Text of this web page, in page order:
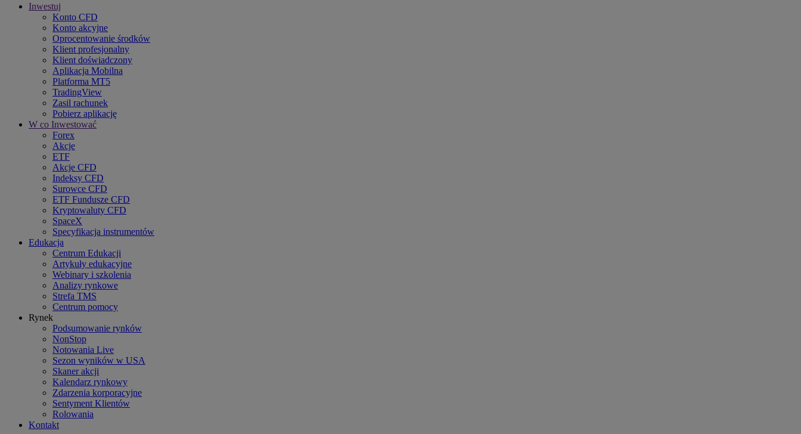
Inwestuj
Konto CFD
Konto akcyjne
Oprocentowanie środków
Klient profesjonalny
Klient doświadczony
Aplikacja Mobilna
Platforma MT5
TradingView
Zasil rachunek
Pobierz aplikację
W co Inwestować
Forex
Akcje
ETF
Akcje CFD
Indeksy CFD
Surowce CFD
ETF Fundusze CFD
Kryptowaluty CFD
SpaceX
Specyfikacja instrumentów
Edukacja
Centrum Edukacji
Artykuły edukacyjne
Webinary i szkolenia
Analizy rynkowe
Strefa TMS
Centrum pomocy
Rynek
Podsumowanie rynków
NonStop
Notowania Live
Sezon wyników w USA
Skaner akcji
Kalendarz rynkowy
Zdarzenia korporacyjne
Sentyment Klientów
Rolowania
Kontakt